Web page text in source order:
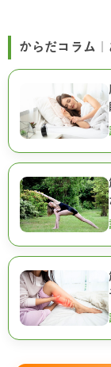
からだコラム